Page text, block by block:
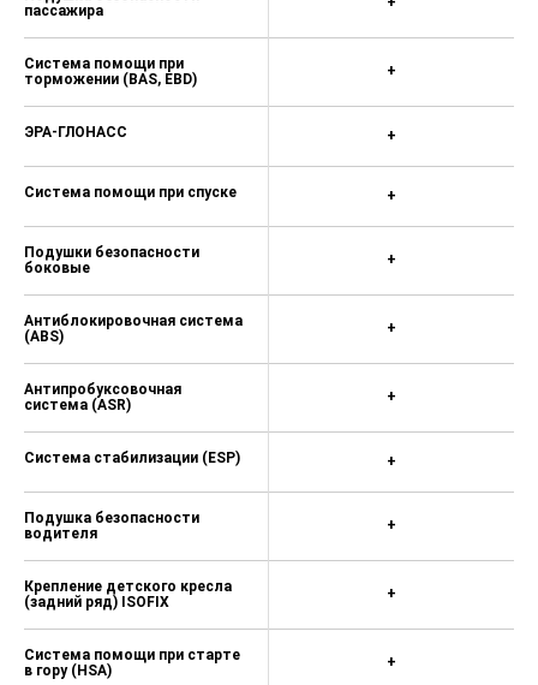
пассажира
Система помощи при
торможении (BAS, EBD)
ЭРА-ГЛОНАСС
Система помощи при спуске
Подушки безопасности
боковые
Антиблокировочная система
(ABS)
Антипробуксовочная
система (ASR)
Система стабилизации (ESP)
Подушка безопасности
водителя
Крепление детского кресла
(задний ряд) ISOFIX
Система помощи при старте
в гору (HSA)
+
+
+
+
+
+
+
+
+
+